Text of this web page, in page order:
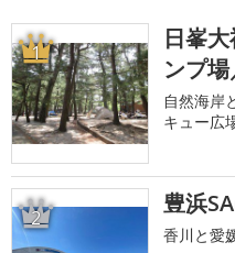
1
日峯
ンプ
自然海岸
キュー広
2 豊浜
香川と愛